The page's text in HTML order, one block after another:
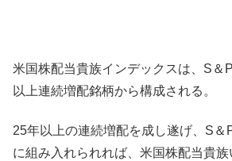
米国株配当貴族インデックスは、S＆
以上連続増配銘柄から構成される。
25年以上の連続増配を成し遂げ、S＆
に組み入れられれば、米国株配当貴族